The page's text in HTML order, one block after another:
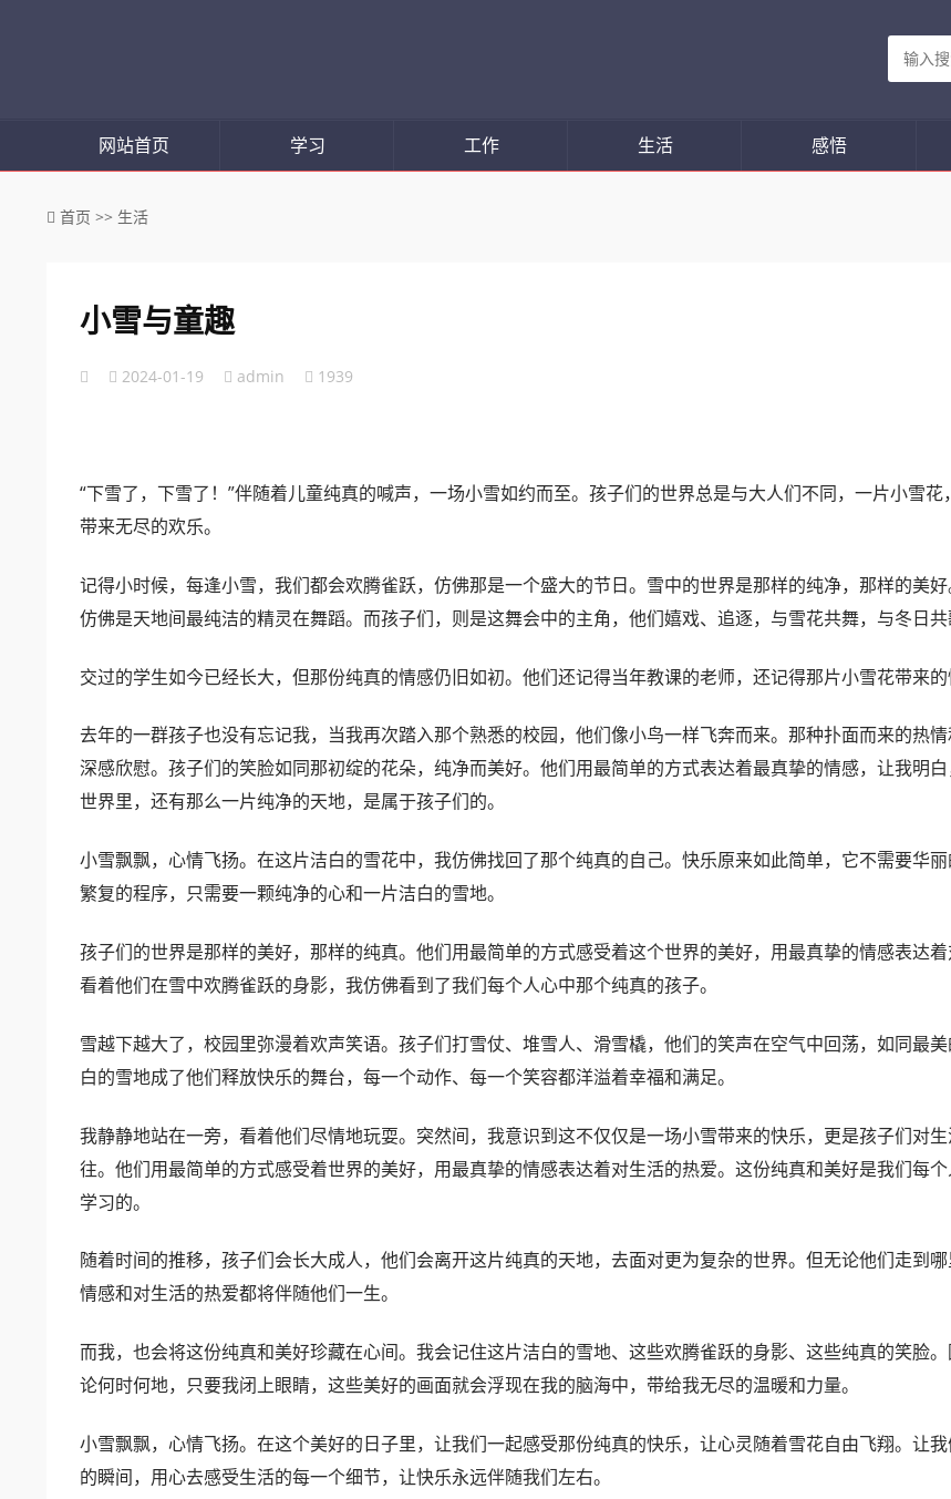
网站首页 学习 工作 生活 感悟
首页 >> 生活
小雪与童趣
2024-01-19 admin 1939
“下雪了，下雪了！”伴随着儿童纯真的喊声，一场小雪如约而至。孩子们的世界总是与大人们不同，一片小雪花
带来无尽的欢乐。
记得小时候，每逢小雪，我们都会欢腾雀跃，仿佛那是一个盛大的节日。雪中的世界是那样的纯净，那样的美好
仿佛是天地间最纯洁的精灵在舞蹈。而孩子们，则是这舞会中的主角，他们嬉戏、追逐，与雪花共舞，与冬日共
交过的学生如今已经长大，但那份纯真的情感仍旧如初。他们还记得当年教课的老师，还记得那片小雪花带来的
去年的一群孩子也没有忘记我，当我再次踏入那个熟悉的校园，他们像小鸟一样飞奔而来。那种扑面而来的热
深感欣慰。孩子们的笑脸如同那初绽的花朵，纯净而美好。他们用最简单的方式表达着最真挚的情感，让我明
世界里，还有那么一片纯净的天地，是属于孩子们的。
小雪飘飘，心情飞扬。在这片洁白的雪花中，我仿佛找回了那个纯真的自己。快乐原来如此简单，它不需要华
繁复的程序，只需要一颗纯净的心和一片洁白的雪地。
孩子们的世界是那样的美好，那样的纯真。他们用最简单的方式感受着这个世界的美好，用最真挚的情感表达着
看着他们在雪中欢腾雀跃的身影，我仿佛看到了我们每个人心中那个纯真的孩子。
雪越下越大了，校园里弥漫着欢声笑语。孩子们打雪仗、堆雪人、滑雪橇，他们的笑声在空气中回荡，如同最
白的雪地成了他们释放快乐的舞台，每一个动作、每一个笑容都洋溢着幸福和满足。
我静静地站在一旁，看着他们尽情地玩耍。突然间，我意识到这不仅仅是一场小雪带来的快乐，更是孩子们对
往。他们用最简单的方式感受着世界的美好，用最真挚的情感表达着对生活的热爱。这份纯真和美好是我们每
学习的。
随着时间的推移，孩子们会长大成人，他们会离开这片纯真的天地，去面对更为复杂的世界。但无论他们走到
情感和对生活的热爱都将伴随他们一生。
而我，也会将这份纯真和美好珍藏在心间。我会记住这片洁白的雪地、这些欢腾雀跃的身影、这些纯真的笑脸
论何时何地，只要我闭上眼睛，这些美好的画面就会浮现在我的脑海中，带给我无尽的温暖和力量。
小雪飘飘，心情飞扬。在这个美好的日子里，让我们一起感受那份纯真的快乐，让心灵随着雪花自由飞翔。让
的瞬间，用心去感受生活的每一个细节，让快乐永远伴随我们左右。